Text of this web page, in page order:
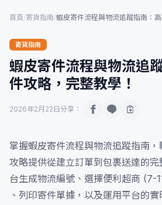
首頁/寄貨指南/蝦皮寄件流程與物流追蹤指南：
寄貨指南
蝦皮寄件流程與物流追
件攻略，完整教學！
2026年2月22日 分享：
掌握蝦皮寄件流程與物流追蹤指南
攻略提供從建立訂單到包裹送達的
台生成物流編號、選擇便利超商 (7-
、列印寄件單據，以及運用平台的